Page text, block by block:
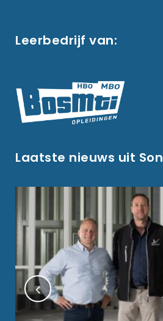
Leerbedrijf van:
Laatste nieuws uit Son